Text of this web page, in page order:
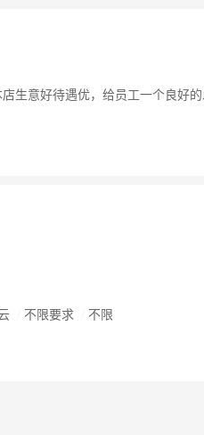
生意好待遇优，给员工一个良好
不限要求 不限